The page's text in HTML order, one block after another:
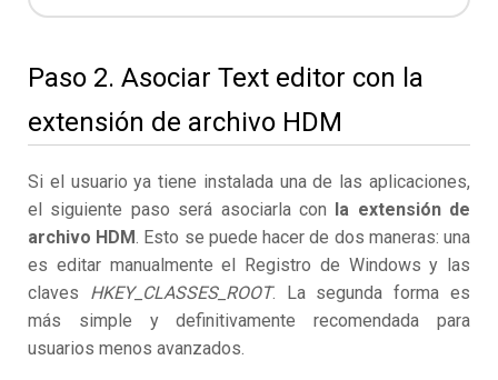
Paso 2. Asociar Text editor con la
extensión de archivo HDM
Si el usuario ya tiene instalada una de las aplicaciones,
el siguiente paso será asociarla con la extensión de
archivo HDM. Esto se puede hacer de dos maneras: una
es editar manualmente el Registro de Windows y las
claves HKEY_CLASSES_ROOT. La segunda forma es
más simple y definitivamente recomendada para
usuarios menos avanzados.